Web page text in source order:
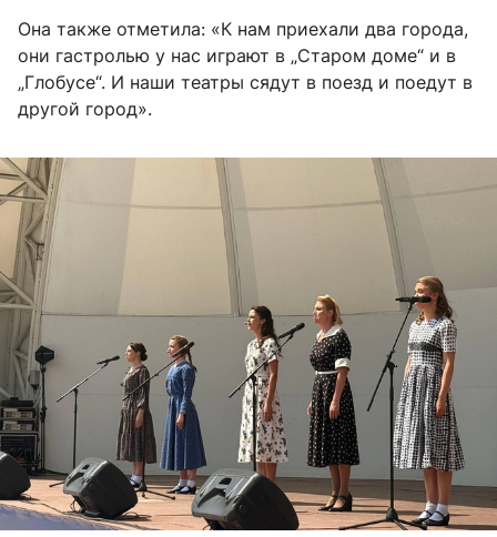
Она также отметила: «К нам приехали два города,
они гастролью у нас играют в „Старом доме“ и в
„Глобусе“. И наши театры сядут в поезд и поедут в
другой город».